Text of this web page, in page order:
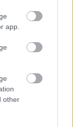
app.
other